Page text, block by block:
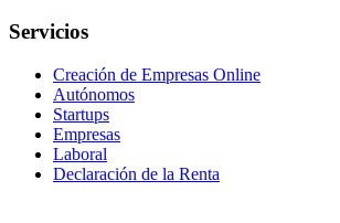
Servicios
Creación de Empresas Online
Autónomos
Startups
Empresas
Laboral
Declaración de la Renta